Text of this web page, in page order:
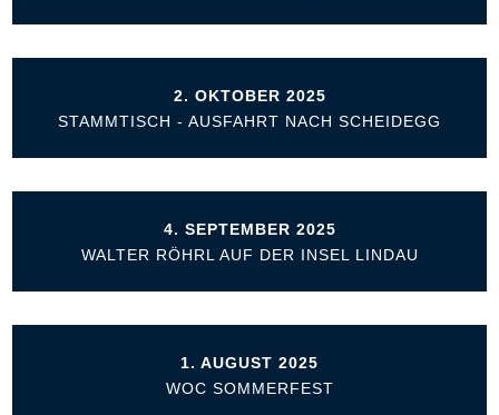
2. OKTOBER 2025
STAMMTISCH - AUSFAHRT NACH SCHEIDEGG
4. SEPTEMBER 2025
WALTER RÖHRL AUF DER INSEL LINDAU
1. AUGUST 2025
WOC SOMMERFEST